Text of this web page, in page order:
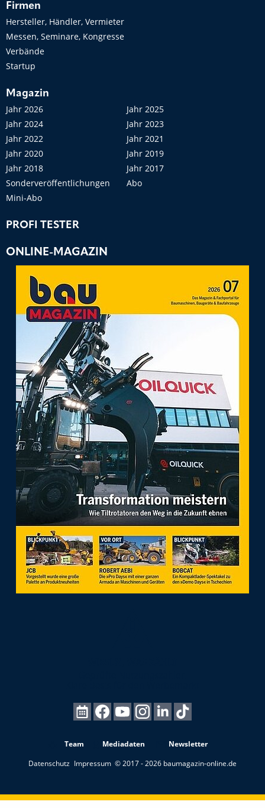
Firmen
Hersteller, Händler, Vermieter
Messen, Seminare, Kongresse
Verbände
Startup
Magazin
Jahr 2026
Jahr 2025
Jahr 2024
Jahr 2023
Jahr 2022
Jahr 2021
Jahr 2020
Jahr 2019
Jahr 2018
Jahr 2017
Sonderveröffentlichungen
Abo
Mini-Abo
PROFI TESTER
ONLINE-MAGAZIN
Team Mediadaten
Newsletter
Datenschutz Impressum © 2017 - 2026 baumagazin-online.de